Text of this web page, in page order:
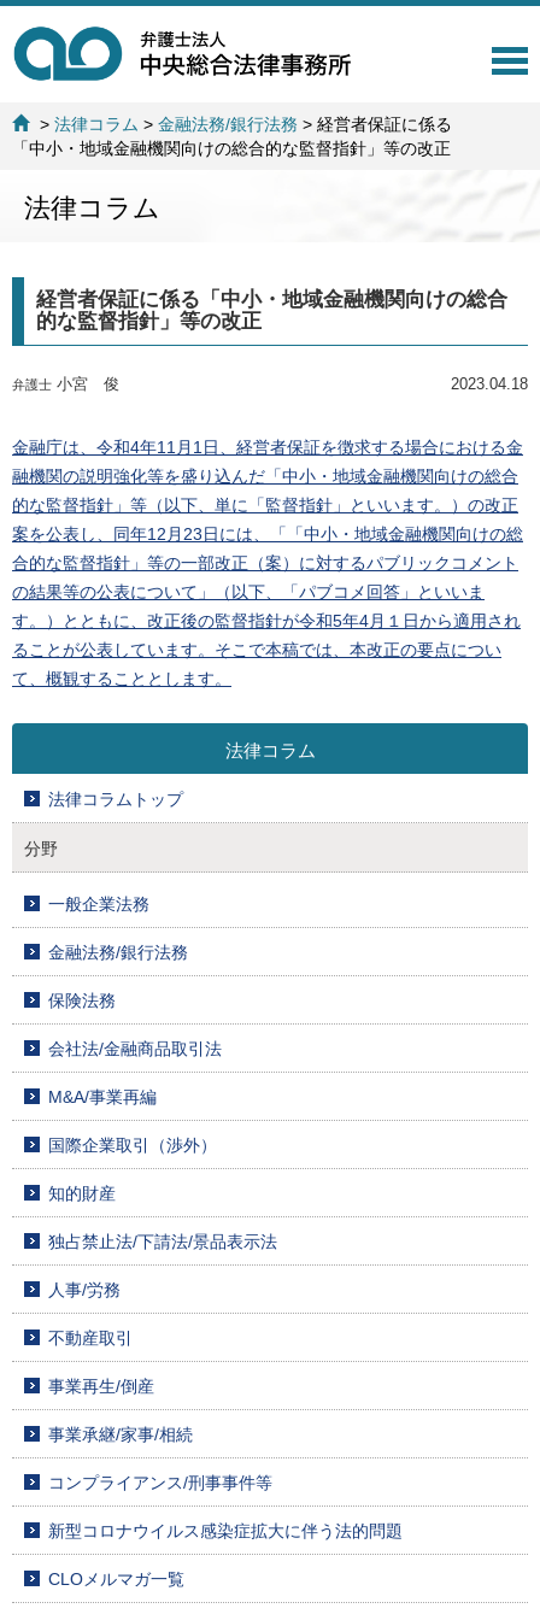
T
t
o
>法律コラム >金融法務/銀行法務 >経営者保証に係る
「中小・地域金融機関向けの総合的な監督指針」等の改正
法律コラム
経営者保証に係る「中小・地域金融機関向けの総合
的な監督指針」等の改正
弁護士 小宮 俊 2023.04.18
金融庁は、令和4年11月1日、経営者保証を徴求する場合における金
融機関の説明強化等を盛り込んだ「中小・地域金融機関向けの総合
的な監督指針」等（以下、単に「監督指針」といいます。）の改正
案を公表し、同年12月23日には、「「中小・地域金融機関向けの総
合的な監督指針」等の一部改正（案）に対するパブリックコメント
の結果等の公表について」（以下、「パブコメ回答」といいま
す。）とともに、改正後の監督指針が令和5年4月１日から適用され
ることが公表しています。そこで本稿では、本改正の要点につい
て、概観することとします。
法律コラム
法律コラムトップ
分野
一般企業法務
金融法務/銀行法務
保険法務
会社法/金融商品取引法
M&A/事業再編
国際企業取引（渉外）
知的財産
独占禁止法/下請法/景品表示法
人事/労務
不動産取引
事業再生/倒産
事業承継/家事/相続
コンプライアンス/刑事事件等
新型コロナウイルス感染症拡大に伴う法的問題
CLOメルマガ一覧